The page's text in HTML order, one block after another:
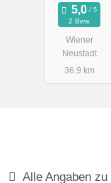
2 Bew.
Wiener
Neustadt
36.9 km
Alle Angaben zu